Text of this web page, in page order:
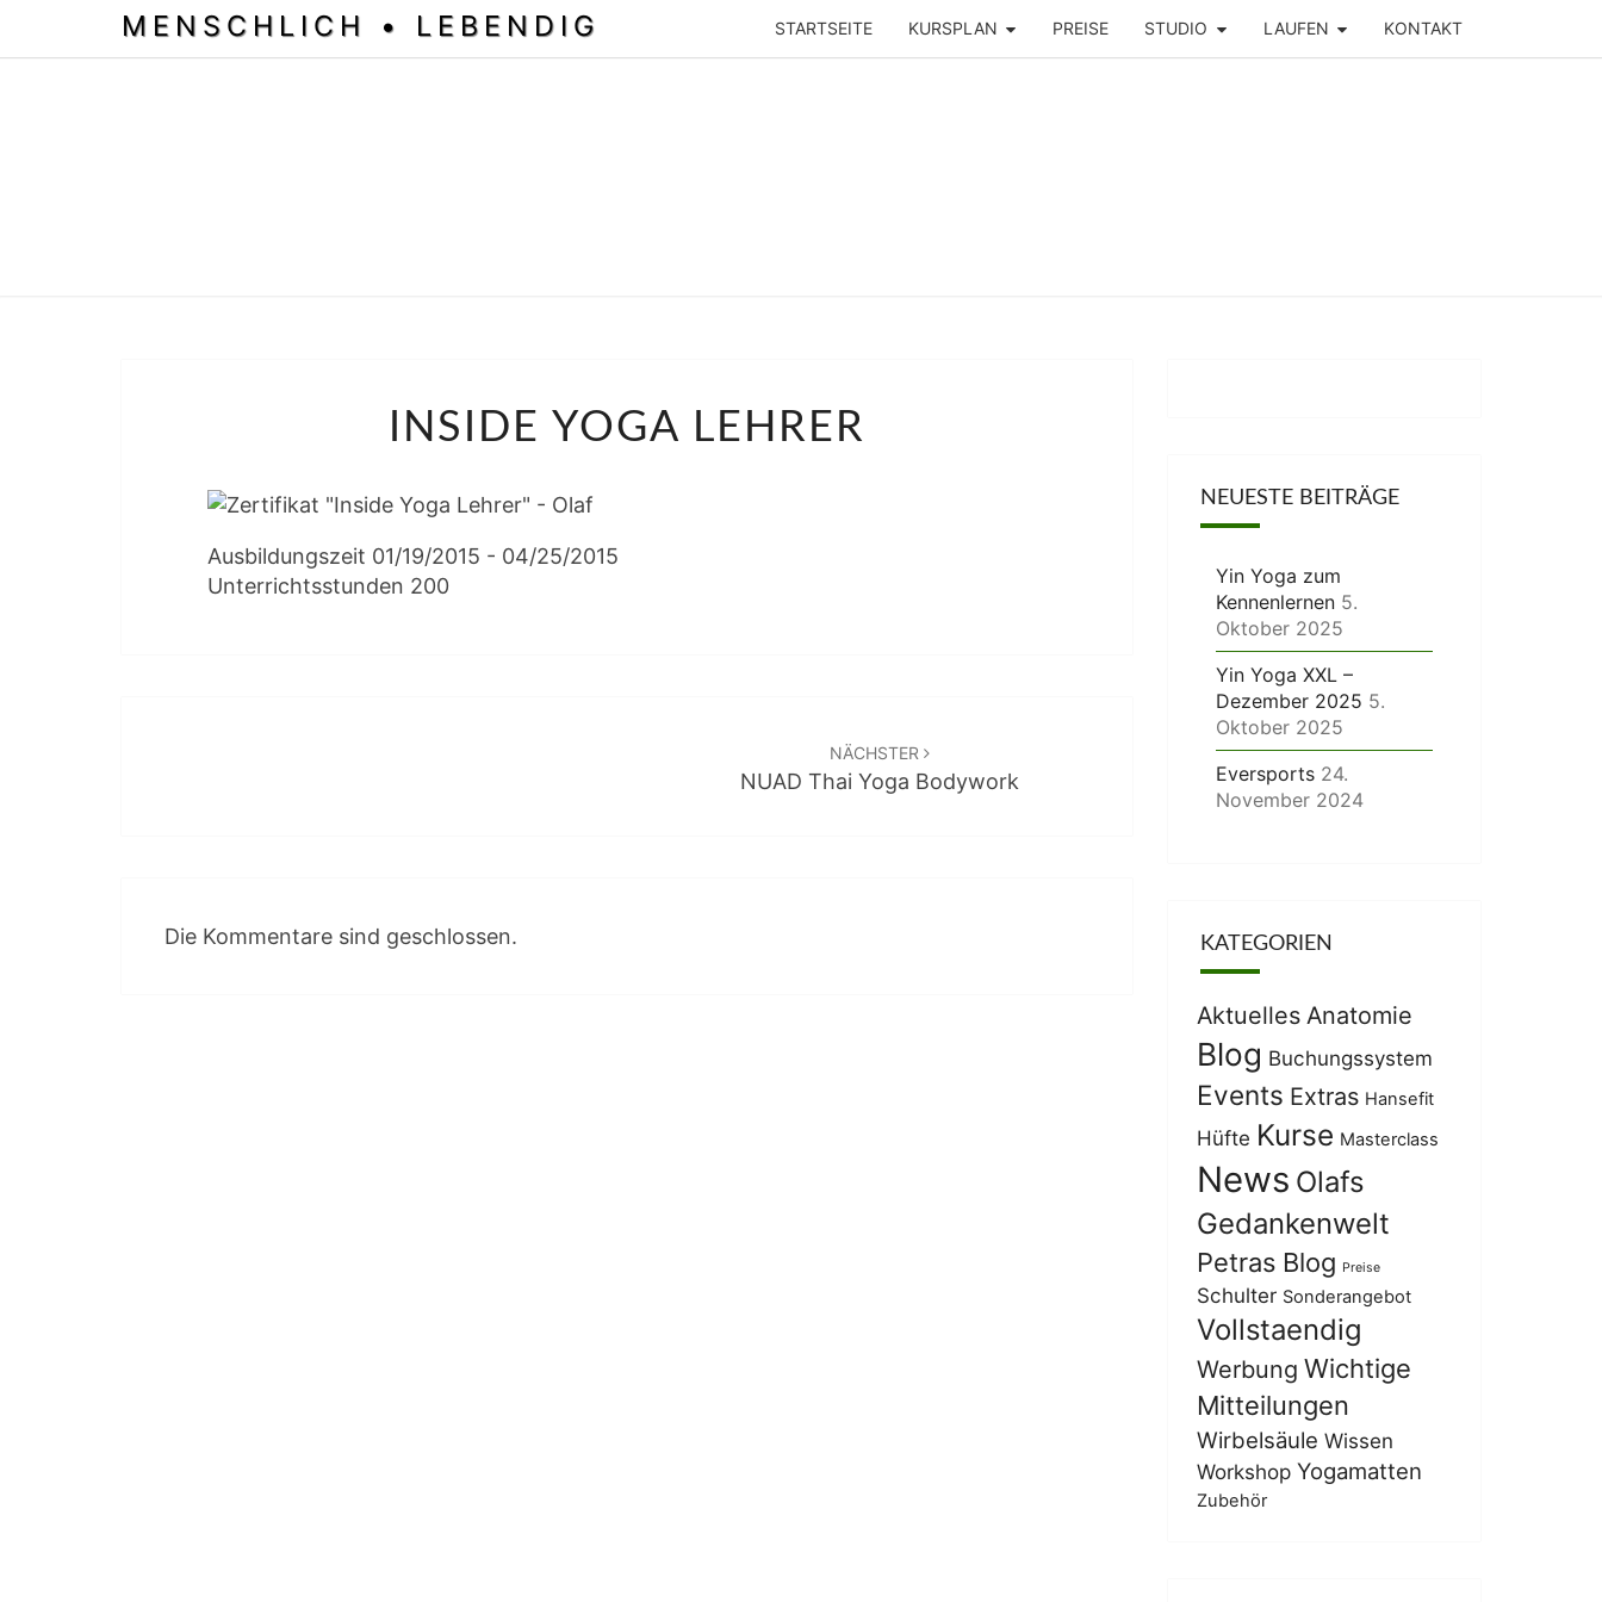
MENSCHLICH • LEBENDIG STARTSEITE KURSPLAN PREISE STUDIO LAUFEN KONTAKT
YOGA
INSIDE YOGA LEHRER
Ausbildungszeit 01/19/2015 - 04/25/2015
Unterrichtsstunden 200
NÄCHSTER
NUAD Thai Yoga Bodywork
Die Kommentare sind geschlossen.
NEUESTE BEITRÄGE
Yin Yoga zum
Kennenlernen 5.
Oktober 2025
Yin Yoga XXL –
Dezember 2025 5.
Oktober 2025
Eversports 24.
November 2024
KATEGORIEN
Aktuelles Anatomie
Blog Buchungssystem
Events Extras Hansefit
Hüfte Kurse Masterclass
News Olafs
Gedankenwelt
Petras Blog Preise
Schulter Sonderangebot
Vollstaendig
Werbung Wichtige
Mitteilungen
Wirbelsäule Wissen
Workshop Yogamatten
Zubehör